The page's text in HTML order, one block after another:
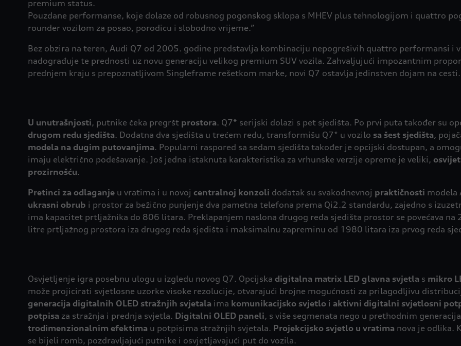
premium status.
Pouzdane performanse, koje dolaze od robusnog pogonskog sklopa s MHEV plus tehnologijom i quattro
rounder vozilom za posao, porodicu i slobodno vrijeme.”
Bez obzira na teren, Audi Q7 od 2005. godine predstavlja kombinaciju nepogrešivih quattro performansi i
nadograđuje te prednosti uz novu generaciju velikog premium SUV vozila. Zahvaljujući impozantnim
prednjem kraju s prepoznatljivom Singleframe rešetkom marke, novi Q7 ostavlja jedinstven dojam na cesti.
U unutrašnjosti, putnike čeka pregršt prostora. Q7* serijski dolazi s pet sjedišta. Po prvi puta također su
drugom redu sjedišta. Dodatna dva sjedišta u trećem redu, transformišu Q7* u vozilo sa šest sjedišta,
modela na dugim putovanjima. Popularni raspored sa sedam sjedišta također je opcijski dostupan, a
imaju električno podešavanje. Još jedna istaknuta karakteristika za vrhunske verzije opreme je veliki,
prozirnošću.
Pretinci za odlaganjeu vratima i u novoj centralnoj konzoli dodatak su svakodnevnoj praktičnosti modela
ukrasni obrub i prostor za bežično punjenje dva pametna telefona prema Qi2.2 standardu, zajedno s
ima kapacitet prtljažnika do 806 litara. Preklapanjem naslona drugog reda sjedišta prostor se povećava
litre prtljažnog prostora iza drugog reda sjedišta i maksimalnu zapreminu od 1980 litara iza prvog reda
Osvjetljenje igra posebnu ulogu u izgledu novog Q7. Opcijska digitalna matrix LED glavna svjetla s mikro
može projicirati svjetlosne uzorke visoke rezolucije, otvarajući brojne mogućnosti za prilagodljivu
generacija digitalnih OLED stražnjih svjetala ima komunikacijsko svjetlo i aktivni digitalni svjetlosni
potpisa za stražnja i prednja svjetla. Digitalni OLED paneli, s više segmenata nego u prethodnim
trodimenzionalnim efektima u potpisima stražnjih svjetala. Projekcijsko svjetlo u vratima nova je odlika.
se bijeli romb, pozdravljajući putnike i osvjetljavajući put do vozila.